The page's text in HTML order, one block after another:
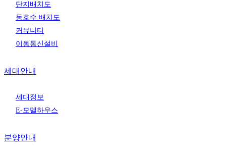
단지배치도
동호수 배치도
커뮤니티
이동통신설비
세대안내
세대정보
E-모델하우스
분양안내